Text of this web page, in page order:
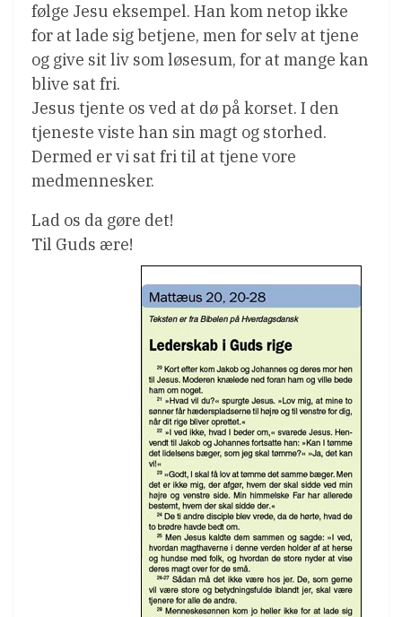
følge Jesu eksempel. Han kom netop ikke
for at lade sig betjene, men for selv at tjene
og give sit liv som løsesum, for at mange kan
blive sat fri.
Jesus tjente os ved at dø på korset. I den
tjeneste viste han sin magt og storhed.
Dermed er vi sat fri til at tjene vore
medmennesker.
Lad os da gøre det!
Til Guds ære!